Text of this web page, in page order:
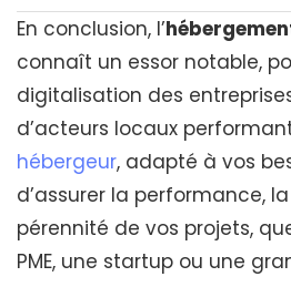
En conclusion, l’
connaît un essor notable,
digitalisation des
d’acteurs locaux
hébergeur, adapté à vos
d’assurer la performance,
pérennité de vos projets,
PME, une startup ou une